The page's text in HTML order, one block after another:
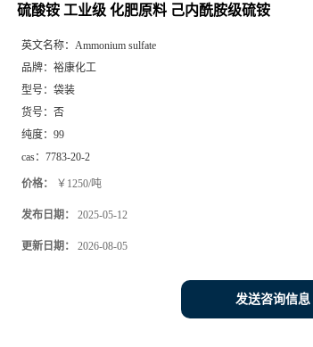
硫酸铵 工业级 化肥原料 己内酰胺级硫铵
英文名称： Ammonium sulfate
品牌： 裕康化工
型号： 袋装
货号： 否
纯度： 99
cas： 7783-20-2
价格： ￥1250/吨
发布日期： 2025-05-12
更新日期： 2026-08-05
发送咨询信息